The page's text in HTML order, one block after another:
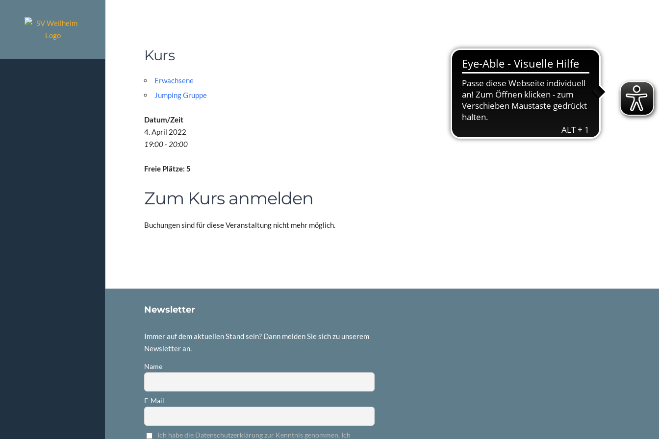
Kurs
Erwachsene
Jumping Gruppe
Datum/Zeit
4. April 2022
19:00 - 20:00
Freie Plätze: 5
Zum Kurs anmelden
Buchungen sind für diese Veranstaltung nicht mehr möglich.
Newsletter
Immer auf dem aktuellen Stand sein? Dann melden Sie sich zu unserem
Newsletter an.
Name
E-Mail
Ich habe die Datenschutzerklärung zur Kenntnis genommen. Ich